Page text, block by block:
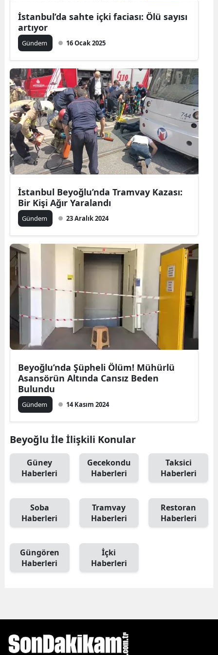
İstanbul’da sahte içki faciası: Ölü sayısı
artıyor
Gündem 16 Ocak 2025
İstanbul Beyoğlu’nda Tramvay Kazası:
Bir Kişi Ağır Yaralandı
Gündem 23 Aralık 2024
Beyoğlu’nda Şüpheli Ölüm! Mühürlü
Asansörün Altında Cansız Beden
Bulundu
Gündem 14 Kasım 2024
Beyoğlu İle İlişkili Konular
Güney
Haberleri
Gecekondu
Haberleri
Taksici
Haberleri
Soba
Haberleri
Tramvay
Haberleri
Restoran
Haberleri
Güngören
Haberleri
İçki
Haberleri